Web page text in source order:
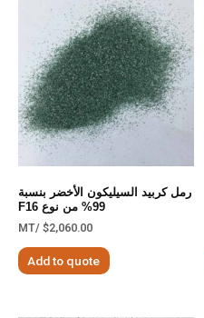
رمل كربيد السيليكون الأخضر بنسبة
99% من نوع F16
$2,060.00
/MT
Add to quote